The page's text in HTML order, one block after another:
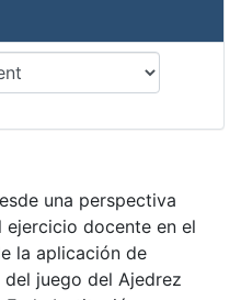
una perspectiva
ejercicio docente en el
la aplicación de
juego del Ajedrez